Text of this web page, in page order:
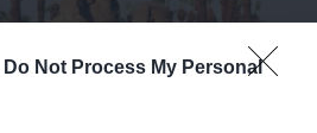
Do Not Process My Personal